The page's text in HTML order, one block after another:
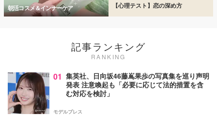
朝活コスメ＆インナーケア 【心理テスト】恋の深め方
記事ランキング
RANKING
01 集英社、日向坂46藤嶌果歩の写真集を巡り声明
発表 注意喚起も「必要に応じて法的措置を含
む対応を検討」
モデルプレス